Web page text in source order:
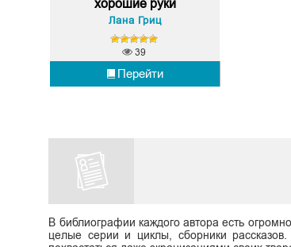
хорошие руки
Лана Гриц
Перейти
39
В библиографии каждого автора есть
целые серии и циклы, сборники